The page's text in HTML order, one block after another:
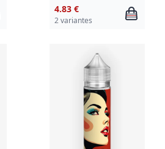
4.83 €
2 variantes